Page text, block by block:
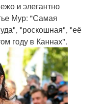
и элегантно
Мур: "Самая
"роскошная", "её
году в Каннах".